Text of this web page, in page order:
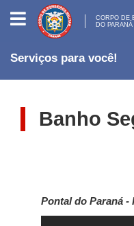
CORPO
DE
BOMBEIROS
MILITAR
PARANÁ
CORPO DE
DO PARANÁ
Serviços para você!
Banho
Pontal do Paraná -